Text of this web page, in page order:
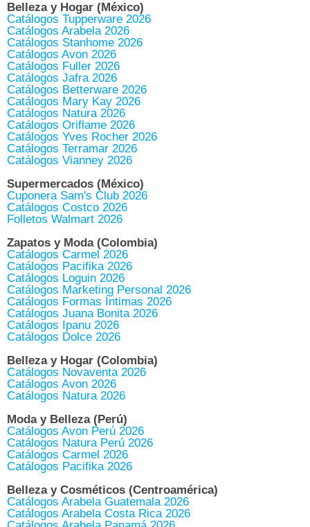
Belleza y Hogar (México)
Catálogos Tupperware 2026
Catálogos Arabela 2026
Catálogos Stanhome 2026
Catálogos Avon 2026
Catálogos Fuller 2026
Catálogos Jafra 2026
Catálogos Betterware 2026
Catálogos Mary Kay 2026
Catálogos Natura 2026
Catálogos Oriflame 2026
Catálogos Yves Rocher 2026
Catálogos Terramar 2026
Catálogos Vianney 2026
Supermercados (México)
Cuponera Sam's Club 2026
Catálogos Costco 2026
Folletos Walmart 2026
Zapatos y Moda (Colombia)
Catálogos Carmel 2026
Catálogos Pacifika 2026
Catálogos Loguin 2026
Catálogos Marketing Personal 2026
Catálogos Formas Íntimas 2026
Catálogos Juana Bonita 2026
Catálogos Ipanu 2026
Catálogos Dolce 2026
Belleza y Hogar (Colombia)
Catálogos Novaventa 2026
Catálogos Avon 2026
Catálogos Natura 2026
Moda y Belleza (Perú)
Catálogos Avon Perú 2026
Catálogos Natura Perú 2026
Catálogos Carmel 2026
Catálogos Pacifika 2026
Belleza y Cosméticos (Centroamérica)
Catálogos Arabela Guatemala 2026
Catálogos Arabela Costa Rica 2026